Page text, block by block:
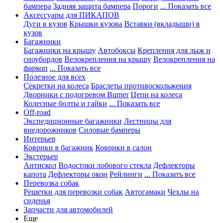
бампера Задняя защита бампера Пороги ... Показать все
Аксессуары для ПИКАПОВ
Дуги в кузов Крышки кузова Вставки (вкладыши) в
кузов
Багажники
Багажники на крышу Автобоксы Крепления для лыж и
сноубордов Велокрепления на крышу Велокрепления на
фаркоп ... Показать все
Полезное для всех
Секретки на колеса Браслеты противоскольжения
Дворники с подогревом Burner Цепи на колеса
Колесные болты и гайки ... Показать все
Off-road
Экспедиционные багажники Лестницы для
внедорожников Силовые бамперы
Интерьер
Коврики в багажник Коврики в салон
Экстерьер
Антискол Водостоки лобового стекла Дефлекторы
капота Дефлекторы окон Рейлинги ... Показать все
Перевозка собак
Решетки для перевозки собак Автогамаки Чехлы на
сиденья
Запчасти для автомобилей
Еще